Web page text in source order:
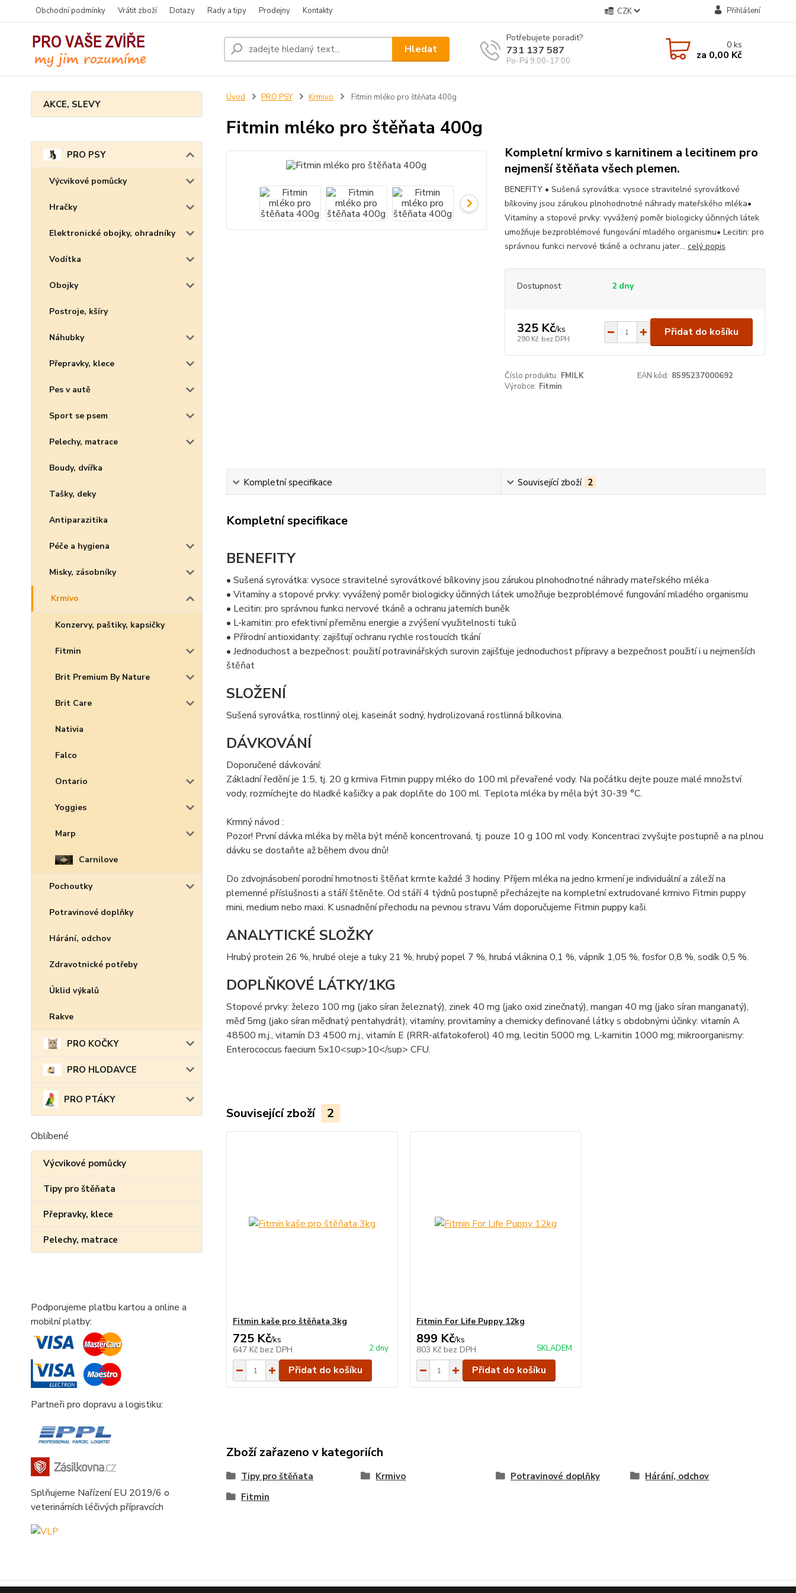
Obchodní podmínky Vrátit zboží Dotazy Rady a tipy Prodejny Kontakty CZK Přihlášení
Hledat
Potřebujete poradit?
731 137 587
Po-Pá 9:00-17:00
0ks
za 0,00 Kč
AKCE, SLEVY
PRO PSY
Výcvikové pomůcky
Hračky
Elektronické obojky, ohradníky
Vodítka
Obojky
Postroje, kšíry
Náhubky
Přepravky, klece
Pes v autě
Sport se psem
Pelechy, matrace
Boudy, dvířka
Tašky, deky
Antiparazitika
Péče a hygiena
Misky, zásobníky
Krmivo
Konzervy, paštiky, kapsičky
Fitmin
Brit Premium By Nature
Brit Care
Nativia
Falco
Ontario
Yoggies
Marp
Carnilove
Pochoutky
Potravinové doplňky
Hárání, odchov
Zdravotnické potřeby
Úklid výkalů
Rakve
PRO KOČKY
PRO HLODAVCE
PRO PTÁKY
Oblíbené
Výcvikové pomůcky
Tipy pro štěňata
Přepravky, klece
Pelechy, matrace
Podporujeme platbu kartou a online a
mobilní platby:
Partneři pro dopravu a logistiku:
Splňujeme Nařízení EU 2019/6 o
veterinárních léčivých přípravcích
Úvod PRO PSY Krmivo Fitmin mléko pro štěňata 400g
Fitmin mléko pro štěňata 400g
Kompletní krmivo s karnitinem a lecitinem pro
nejmenší štěňata všech plemen.
BENEFITY • Sušená syrovátka: vysoce stravitelné syrovátkové
bílkoviny jsou zárukou plnohodnotné náhrady mateřského mléka•
Vitamíny a stopové prvky: vyvážený poměr biologicky účinných látek
umožňuje bezproblémové fungování mladého organismu• Lecitin: pro
správnou funkci nervové tkáně a ochranu jater... celý popis
Dostupnost 2 dny
325 Kč/ks
290 Kč bez DPH
Přidat do košíku
Číslo produktu: FMILK EAN kód: 8595237000692
Výrobce: Fitmin
Kompletní specifikace Související zboží 2
Kompletní specifikace
BENEFITY
• Sušená syrovátka: vysoce stravitelné syrovátkové bílkoviny jsou zárukou plnohodnotné náhrady mateřského mléka
• Vitamíny a stopové prvky: vyvážený poměr biologicky účinných látek umožňuje bezproblémové fungování mladého organismu
• Lecitin: pro správnou funkci nervové tkáně a ochranu jaterních buněk
• L-karnitin: pro efektivní přeměnu energie a zvýšení využitelnosti tuků
• Přírodní antioxidanty: zajišťují ochranu rychle rostoucích tkání
• Jednoduchost a bezpečnost: použití potravinářských surovin zajišťuje jednoduchost přípravy a bezpečnost použití i u nejmenších
štěňat
SLOŽENÍ
Sušená syrovátka, rostlinný olej, kaseinát sodný, hydrolizovaná rostlinná bílkovina.
DÁVKOVÁNÍ
Doporučené dávkování:
Základní ředění je 1:5, tj. 20 g krmiva Fitmin puppy mléko do 100 ml převařené vody. Na počátku dejte pouze malé množství
vody, rozmíchejte do hladké kašičky a pak doplňte do 100 ml. Teplota mléka by měla být 30-39 °C.
Krmný návod :
Pozor! První dávka mléka by měla být méně koncentrovaná, tj. pouze 10 g 100 ml vody. Koncentraci zvyšujte postupně a na plnou
dávku se dostaňte až během dvou dnů!
Do zdvojnásobení porodní hmotnosti štěňat krmte každé 3 hodiny. Příjem mléka na jedno krmení je individuální a záleží na
plemenné příslušnosti a stáří štěněte. Od stáří 4 týdnů postupně přecházejte na kompletní extrudované krmivo Fitmin puppy
mini, medium nebo maxi. K usnadnění přechodu na pevnou stravu Vám doporučujeme Fitmin puppy kaši.
ANALYTICKÉ SLOŽKY
Hrubý protein 26 %, hrubé oleje a tuky 21 %, hrubý popel 7 %, hrubá vláknina 0,1 %, vápník 1,05 %, fosfor 0,8 %, sodík 0,5 %.
DOPLŇKOVÉ LÁTKY/1KG
Stopové prvky: železo 100 mg (jako síran železnatý), zinek 40 mg (jako oxid zinečnatý), mangan 40 mg (jako síran manganatý),
měď 5mg (jako síran měďnatý pentahydrát); vitamíny, provitamíny a chemicky definované látky s obdobnými účinky: vitamín A
48500 m.j., vitamín D3 4500 m.j., vitamín E (RRR-alfatokoferol) 40 mg, lecitin 5000 mg, L-karnitin 1000 mg; mikroorganismy:
Enterococcus faecium 5x10<sup>10</sup> CFU.
Související zboží 2
Fitmin kaše pro štěňata 3kg
725 Kč/ks
647 Kč bez DPH 2 dny
Přidat do košíku
Fitmin For Life Puppy 12kg
899 Kč/ks
803 Kč bez DPH SKLADEM
Přidat do košíku
Zboží zařazeno v kategoriích
Tipy pro štěňata Krmivo Potravinové doplňky
Hárání, odchov
Fitmin